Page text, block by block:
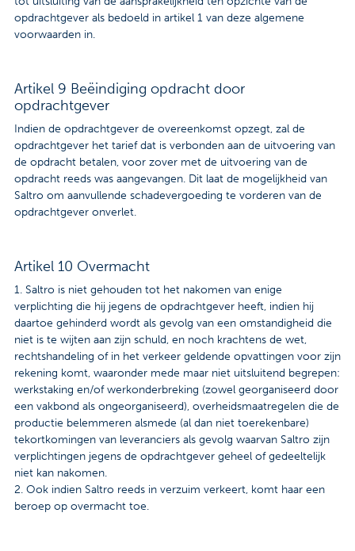
opdrachtgever als bedoeld in artikel 1 van deze algemene
voorwaarden in.
Artikel 9 Beëindiging opdracht door
opdrachtgever
Indien de opdrachtgever de overeenkomst opzegt, zal de
opdrachtgever het tarief dat is verbonden aan de uitvoering van
de opdracht betalen, voor zover met de uitvoering van de
opdracht reeds was aangevangen. Dit laat de mogelijkheid van
Saltro om aanvullende schadevergoeding te vorderen van de
opdrachtgever onverlet.
Artikel 10 Overmacht
1. Saltro is niet gehouden tot het nakomen van enige
verplichting die hij jegens de opdrachtgever heeft, indien hij
daartoe gehinderd wordt als gevolg van een omstandigheid die
niet is te wijten aan zijn schuld, en noch krachtens de wet,
rechtshandeling of in het verkeer geldende opvattingen voor zijn
rekening komt, waaronder mede maar niet uitsluitend begrepen:
werkstaking en/of werkonderbreking (zowel georganiseerd door
een vakbond als ongeorganiseerd), overheidsmaatregelen die de
productie belemmeren alsmede (al dan niet toerekenbare)
tekortkomingen van leveranciers als gevolg waarvan Saltro zijn
verplichtingen jegens de opdrachtgever geheel of gedeeltelijk
niet kan nakomen.
2. Ook indien Saltro reeds in verzuim verkeert, komt haar een
beroep op overmacht toe.